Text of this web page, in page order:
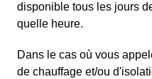
disponible tous les jours
quelle heure.
Dans le cas où vous
de chauffage et/ou